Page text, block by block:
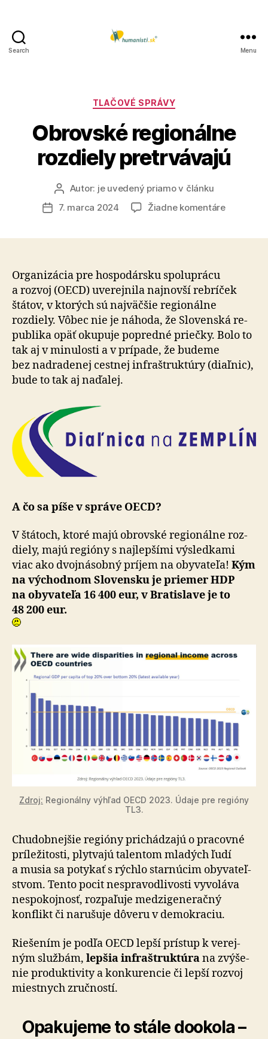
Search Menu
Kategórie
TLAČOVÉ SPRÁVY
Obrovské regionálne
rozdiely pretrvávajú
Autor
článku
Autor: je uvedený priamo v článku
Dátum
7. marca 2024 Žiadne komentárena
Organizácia pre hospodársku spo­lu­prácu
a rozvoj (OECD) uve­rej­nila naj­novší rebríček
štátov, v kto­rých sú naj­väčšie regio­nálne
rozdiely. Vôbec nie je náhoda, že Slo­ven­ská re­
publi­ka opäť oku­puje popredné priečky. Bolo to
tak aj v mi­nu­losti a v prí­pa­de, že budeme
bez nad­ra­de­nej cestnej infra­štruk­túry (diaľnic),
bude to tak aj na­ďa­lej.
A čo sa píše v správe OECD?
V štátoch, ktoré majú obrovské regio­nál­ne roz­
diely, majú regióny s naj­lep­šími výsled­kami
viac ako dvoj­ná­sob­ný príjem na oby­va­te­ľa! Kým
na vý­chod­nom Slo­ven­sku je prie­mer HDP
na oby­va­te­ľa 16 400 eur, v Bra­tisla­ve je to
48 200 eur.
Zdroj: Regionálny výhľad OECD 2023. Údaje pre re­gi­ó­ny
TL3.
Chudobnejšie regióny prichádzajú o pra­cov­né
prí­le­ži­tosti, plytvajú talentom mladých ľudí
a musia sa po­ty­kať s rýchlo star­nú­cim oby­va­teľ­
stvom. Tento pocit ne­spra­vod­li­vosti vy­vo­láva
ne­spo­koj­nosť, rozpa­ľuje medzi­ge­ne­račný
konflikt či na­ru­šuje dôveru v de­mo­kraciu.
Riešením je podľa OECD lepší prístup k ve­rej­
ným službám, lepšia infra­štruk­túrana zvý­še­
nie pro­duk­ti­vity a kon­ku­ren­cie či lepší rozvoj
miestnych zručností.
Opakujeme to stále dookola –